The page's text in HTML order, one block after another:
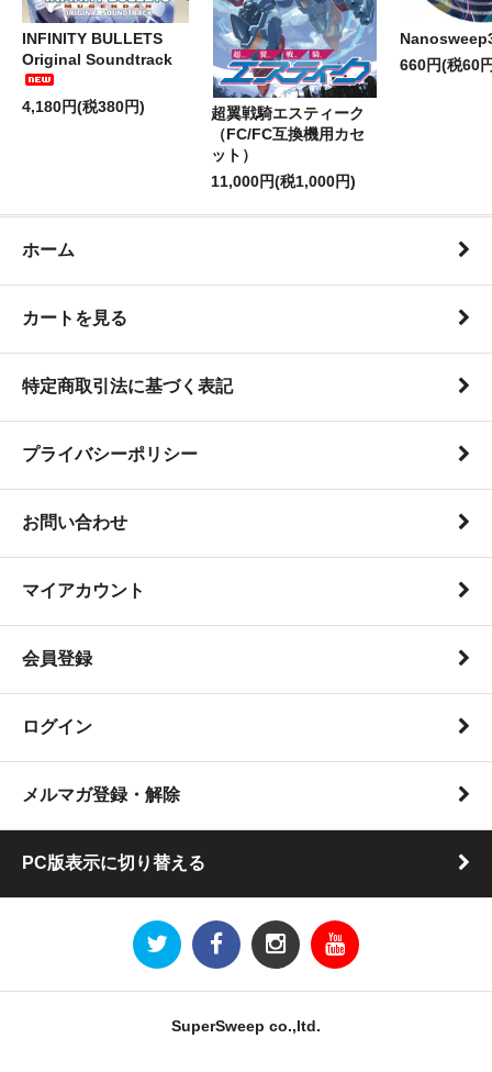
INFINITY BULLETS
Original Soundtrack
4,180円(税380円)
超翼戦騎エスティーク
（FC/FC互換機用カセ
ット）
11,000円(税1,000円)
660円(税60
ホーム
カートを見る
特定商取引法に基づく表記
プライバシーポリシー
お問い合わせ
マイアカウント
会員登録
ログイン
メルマガ登録・解除
PC版表示に切り替える
SuperSweep co.,ltd.